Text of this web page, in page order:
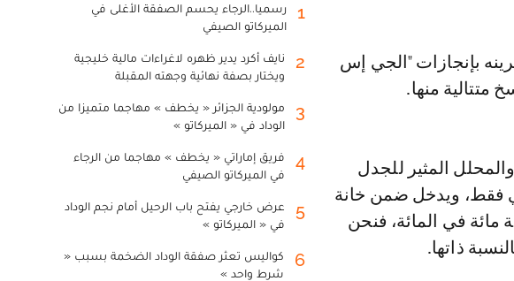
بإنجازات "الجي إس
متتالية منها.
المثير للجدل
فقط، ويدخل ضمن خانة
مائة في المائة، فنحن
ذاتها.
1
رسميا..الرجاء يحسم الصفقة الأغلى في
الميركاتو الصيفي
2
نايف أكرد يدير ظهره لاغراءات مالية خليجية
ويختار بصفة نهائية وجهته المقبلة
3
مولودية الجزائر « يخطف » مهاجما متميزا من
الوداد في « الميركاتو »
4
فريق إماراتي « يخطف » مهاجما من الرجاء
في الميركاتو الصيفي
5
عرض خارجي يفتح باب الرحيل أمام نجم الوداد
في « الميركاتو »
6
كواليس تعثر صفقة الوداد الضخمة بسبب «
شرط واحد »